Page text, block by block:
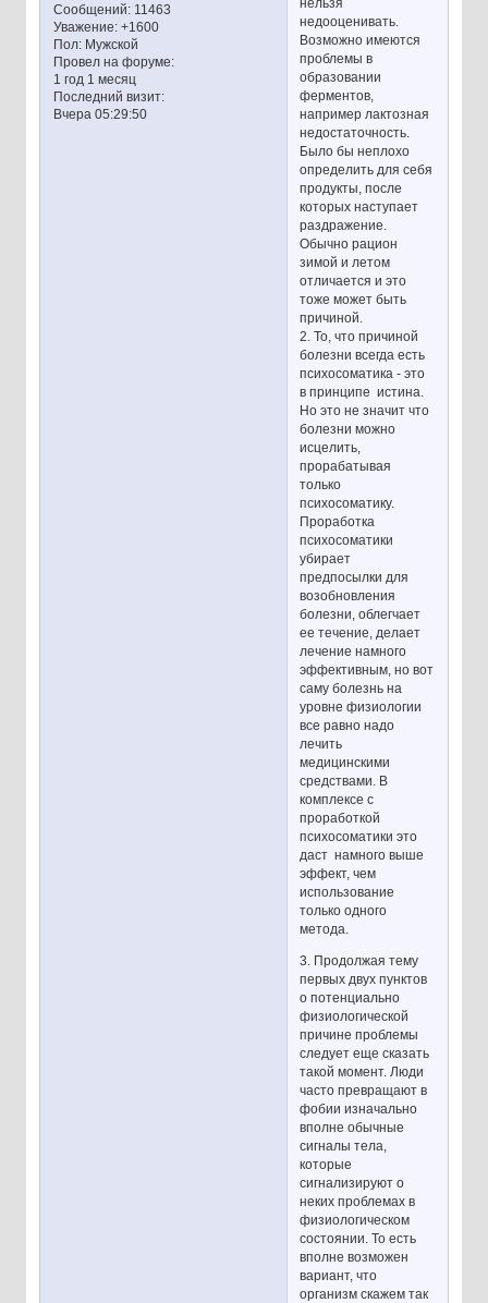
Сообщений:11463
Уважение: +1600
Пол:Мужской
Провел на форуме:
1 год 1 месяц
Последний визит:
Вчера 05:29:50
нельзя
недооценивать.
Возможно имеются
проблемы в
образовании
ферментов,
например лактозная
недостаточность.
Было бы неплохо
определить для себя
продукты, после
которых наступает
раздражение.
Обычно рацион
зимой и летом
отличается и это
тоже может быть
причиной.
2. То, что причиной
болезни всегда есть
психосоматика - это
в принципе истина.
Но это не значит что
болезни можно
исцелить,
прорабатывая
только
психосоматику.
Проработка
психосоматики
убирает
предпосылки для
возобновления
болезни, облегчает
ее течение, делает
лечение намного
эффективным, но вот
саму болезнь на
уровне физиологии
все равно надо
лечить
медицинскими
средствами. В
комплексе с
проработкой
психосоматики это
даст намного выше
эффект, чем
использование
только одного
метода.
3. Продолжая тему
первых двух пунктов
о потенциально
физиологической
причине проблемы
следует еще сказать
такой момент. Люди
часто превращают в
фобии изначально
вполне обычные
сигналы тела,
которые
сигнализируют о
неких проблемах в
физиологическом
состоянии. То есть
вполне возможен
вариант, что
организм скажем так